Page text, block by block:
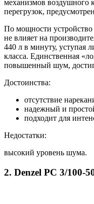
механизмов воздушного
перегрузок,
По мощности устройство
не влияет на
440 л в минуту, уступая
класса. Единственная
повышенный шум,
Достоинства:
отсутствие
надежный и
подходит для
Недостатки:
высокий уровень шума.
2. Denzel PC 3/100-